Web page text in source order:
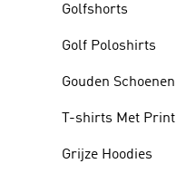
Golfshorts
Golf Poloshirts
Gouden Schoenen
T-shirts Met Print
Grijze Hoodies